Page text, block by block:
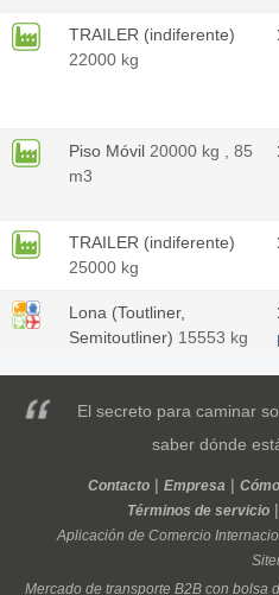
TRAILER (indiferente)
22000 kg
Piso Móvil 20000 kg , 85
m3
TRAILER (indiferente)
25000 kg
Lona (Toutliner,
Semitoutliner) 15553 kg
TRAILER (indiferente)
10000 kg
Semitoutliner)
El secreto para caminar
saber dónde
Contacto Empresa
Términos de servicio
Aplicación de Comercio
Mercado de transporte B2B con bolsa